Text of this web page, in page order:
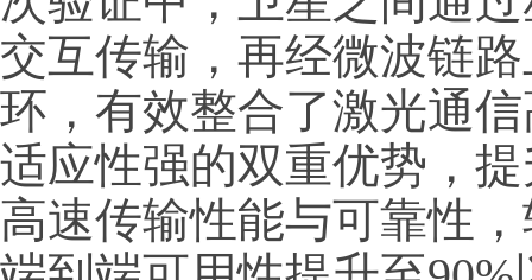
交互传输，再经微波链
环，有效整合了激光通
适应性强的双重优势，
高速传输性能与可靠性